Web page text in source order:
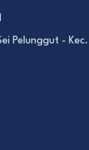
Pelunggut -